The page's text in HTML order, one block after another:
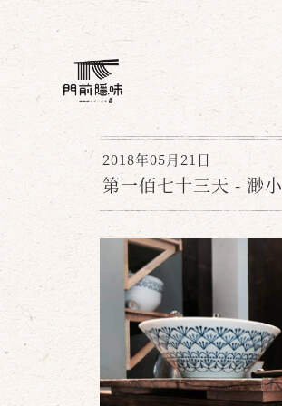
2018年05月21日
第一佰七十三天 - 渺小